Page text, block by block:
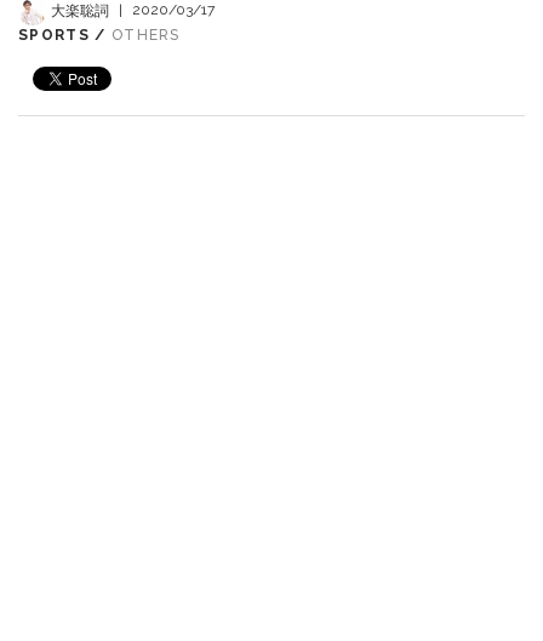
大楽聡詞 |
2020/03/17
SPORTS / OTHERS